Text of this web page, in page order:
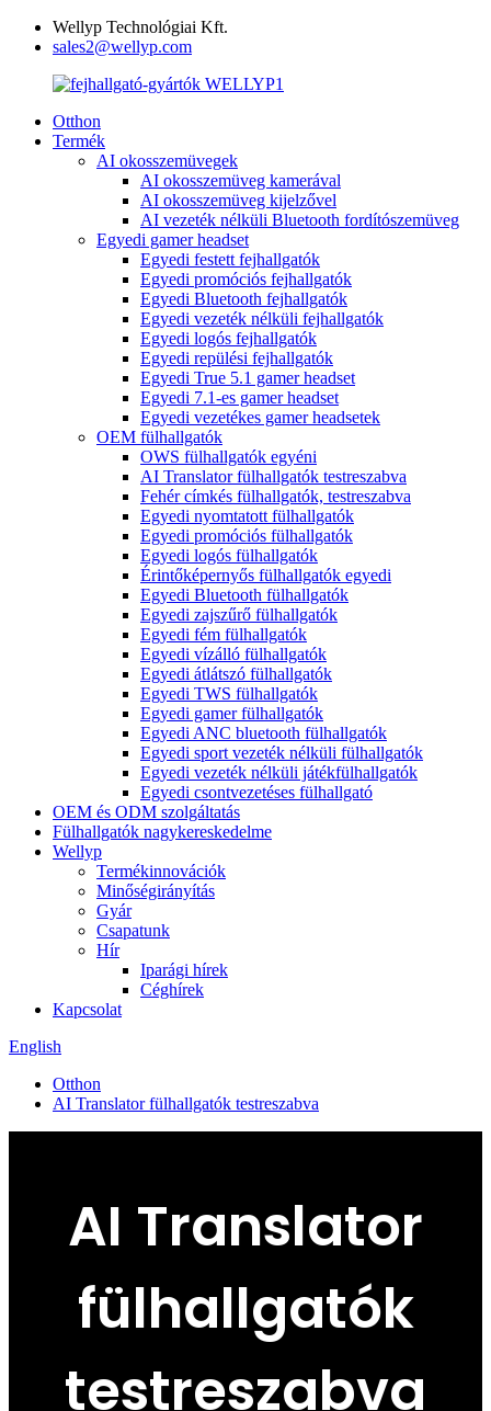
Wellyp Technológiai Kft.
sales2@wellyp.com
Otthon
Termék
AI okosszemüvegek
AI okosszemüveg kamerával
AI okosszemüveg kijelzővel
AI vezeték nélküli Bluetooth fordítószemüveg
Egyedi gamer headset
Egyedi festett fejhallgatók
Egyedi promóciós fejhallgatók
Egyedi Bluetooth fejhallgatók
Egyedi vezeték nélküli fejhallgatók
Egyedi logós fejhallgatók
Egyedi repülési fejhallgatók
Egyedi True 5.1 gamer headset
Egyedi 7.1-es gamer headset
Egyedi vezetékes gamer headsetek
OEM fülhallgatók
OWS fülhallgatók egyéni
AI Translator fülhallgatók testreszabva
Fehér címkés fülhallgatók, testreszabva
Egyedi nyomtatott fülhallgatók
Egyedi promóciós fülhallgatók
Egyedi logós fülhallgatók
Érintőképernyős fülhallgatók egyedi
Egyedi Bluetooth fülhallgatók
Egyedi zajszűrő fülhallgatók
Egyedi fém fülhallgatók
Egyedi vízálló fülhallgatók
Egyedi átlátszó fülhallgatók
Egyedi TWS fülhallgatók
Egyedi gamer fülhallgatók
Egyedi ANC bluetooth fülhallgatók
Egyedi sport vezeték nélküli fülhallgatók
Egyedi vezeték nélküli játékfülhallgatók
Egyedi csontvezetéses fülhallgató
OEM és ODM szolgáltatás
Fülhallgatók nagykereskedelme
Wellyp
Termékinnovációk
Minőségirányítás
Gyár
Csapatunk
Hír
Iparági hírek
Céghírek
Kapcsolat
English
Otthon
AI Translator fülhallgatók testreszabva
AI Translator
fülhallgatók
testreszabva